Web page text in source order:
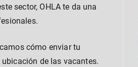
sector, OHLA te da una
cómo enviar tu
de las vacantes.